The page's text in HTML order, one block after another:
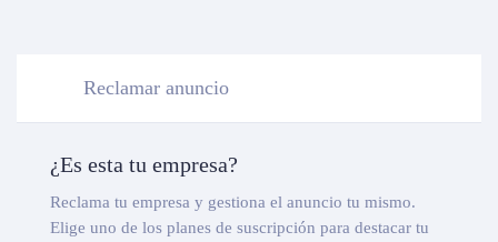
Reclamar anuncio
¿Es esta tu empresa?
Reclama tu empresa y gestiona el anuncio tu mismo.
Elige uno de los planes de suscripción para destacar tu